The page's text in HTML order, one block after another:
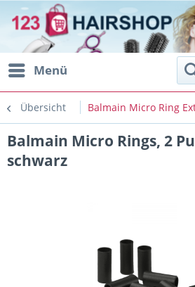
Menü
Übersicht Balmain Micro Ring
Balmain Micro Rings, 2
schwarz